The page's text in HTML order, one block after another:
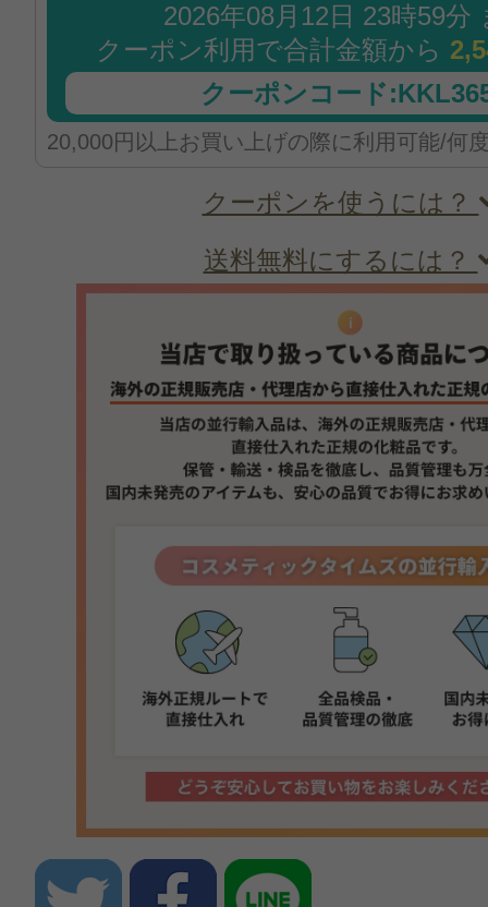
2026年08月12日 23時59分
クーポン利用で合計金額から
クーポンコード
20,000円以上お買い上げの際に利用可能/何
クーポンを使うには？
送料無料にするには？